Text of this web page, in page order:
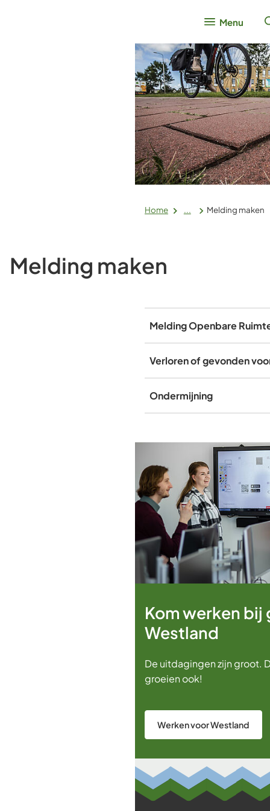
Menu
Home ... Melding maken
Melding maken
Melding Openbare
Verloren of gevonden
Ondermijning
Kom werken bij
Westland
De uitdagingen zijn groot.
groeien ook!
Werken voor Westland